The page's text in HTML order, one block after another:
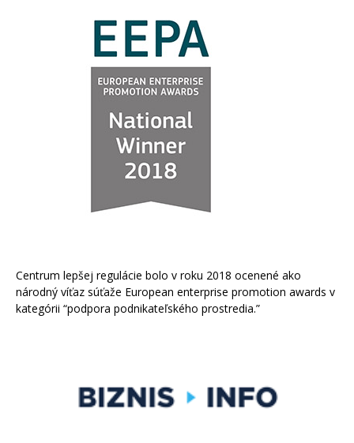
Centrum lepšej regulácie bolo v roku 2018 ocenené ako
národný víťaz súťaže European enterprise promotion awards v
kategórii “podpora podnikateľského prostredia.”